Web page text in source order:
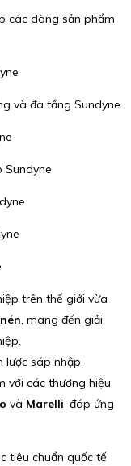
các dòng sản phẩm
và đa tầng Sundyne
Sundyne
trên thế giới vừa
, mang đến giải
lược sáp nhập,
với các thương hiệu
và Marelli, đáp ứng
tiêu chuẩn quốc tế